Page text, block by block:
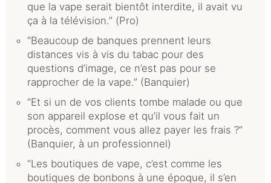
que la vape serait bientôt interdite, il avait vu
ça à la télévision.” (Pro)
“Beaucoup de banques prennent leurs
distances vis à vis du tabac pour des
questions d’image, ce n’est pas pour se
rapprocher de la vape.” (Banquier)
“Et si un de vos clients tombe malade ou que
son appareil explose et qu’il vous fait un
procès, comment vous allez payer les frais ?”
(Banquier, à un professionnel)
“Les boutiques de vape, c’est comme les
boutiques de bonbons à une époque, il s’en